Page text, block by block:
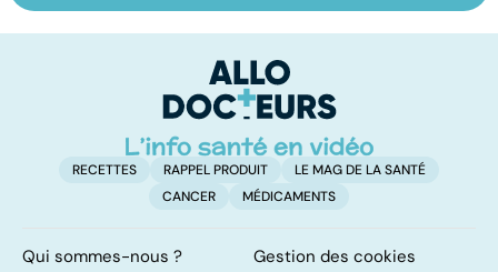
les infections
amygdales : que
d'angine ?
RECETTES RAPPEL PRODUIT
LE MAG DE LA SANTÉ
CANCER
MÉDICAMENTS
Qui sommes-nous ?
Gestion des cookies